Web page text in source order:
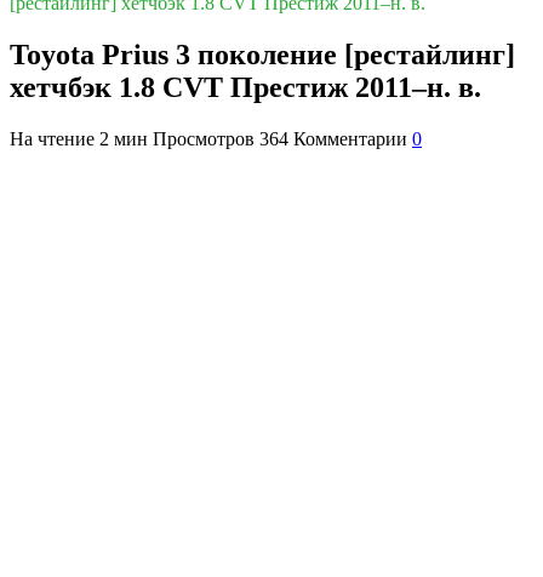
Toyota Prius 3 поколение [рестайлинг]
хетчбэк 1.8 CVT Престиж 2011–н. в.
На чтение 2 мин Просмотров 364 Комментарии 0